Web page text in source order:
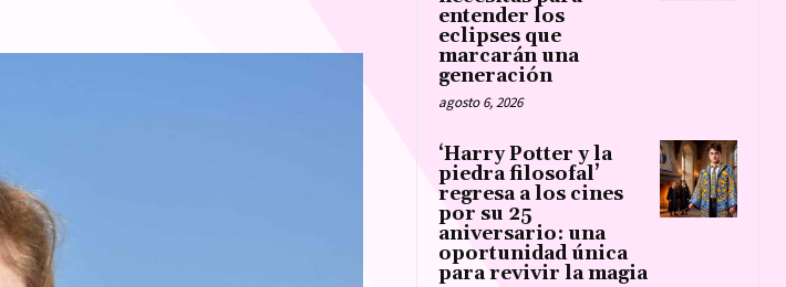
entender los
eclipses que
marcarán una
generación
agosto 6, 2026
‘Harry Potter y la
piedra filosofal’
regresa a los cines
por su 25
aniversario: una
oportunidad única
para revivir la magia